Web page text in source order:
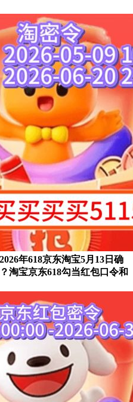
年618京东淘宝5月13日确
淘宝京东618勾当红包口令和